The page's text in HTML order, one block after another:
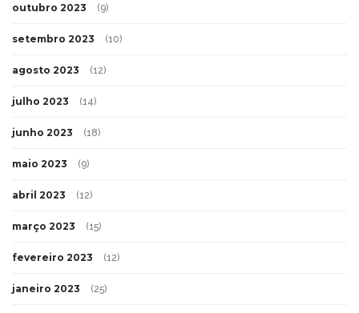
outubro 2023 (9)
setembro 2023 (10)
agosto 2023 (12)
julho 2023 (14)
junho 2023 (18)
maio 2023 (9)
abril 2023 (12)
março 2023 (15)
fevereiro 2023 (12)
janeiro 2023 (25)